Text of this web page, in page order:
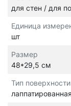
для стен / для
Единица
шт
Размер
48*29,5 см
Тип поверхности